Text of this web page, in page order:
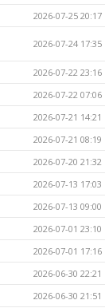
2026-07-25 20:17
2026-07-24 17:35
2026-07-22 23:16
2026-07-22 07:06
2026-07-21 14:21
2026-07-21 08:19
2026-07-20 21:32
2026-07-13 17:03
2026-07-13 09:00
2026-07-01 23:10
2026-07-01 17:16
2026-06-30 22:21
2026-06-30 21:51